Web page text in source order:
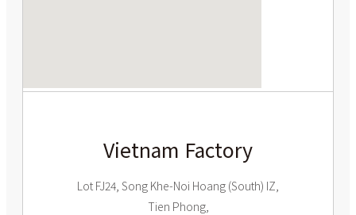
Vietnam Factory
Lot FJ24, Song Khe-Noi Hoang (South) IZ,
Tien Phong,